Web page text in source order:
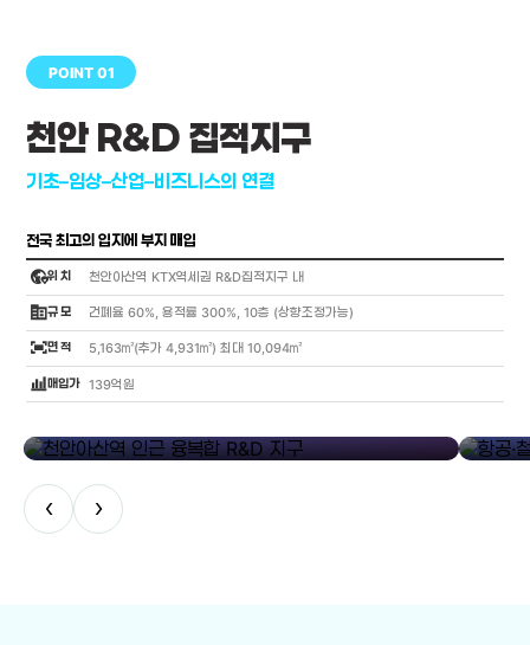
POINT 01
천안 R&D 집적지구
기초–임상–산업–비즈니스의 연결
전국 최고의 입지에 부지 매입
globe_location_pin위 치 천안아산역 KTX역세권 R&D집적지구 내
corporate_fare규 모 건폐율 60%, 용적률 300%, 10층 (상향조정가능)
fit_screen면 적 5,163㎡(추가 4,931㎡) 최대 10,094㎡
bar_chart_4_bars매입가 139억원
‹ ›